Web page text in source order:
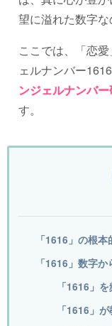
望に溢れた数字な
ここでは、「恋
ェルナンバー
ンジェルナンバー
す。
「1616」の根
「1616」数字
「1616」
「1616」